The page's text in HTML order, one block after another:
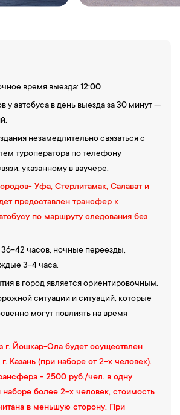
время выезда: 12:00
у автобуса в день выезда за 30 минут —
незамедлительно связаться с
туроператора по телефону
указанному в ваучере.
Уфа, Стерлитамак, Салават и
предоставлен трансфер к
по маршруту следования без
36-42 часов, ночные переезды,
3-4 часа.
в город является ориентировочным.
ситуации и ситуаций, которые
могут повлиять на время
г. Йошкар-Ола будет осуществлен
Казань (при наборе от 2-х человек).
- 2500 руб./чел. в одну
наборе более 2-х человек, стоимость
в меньшую сторону. При